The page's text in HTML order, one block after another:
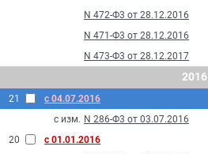
N 472-Ф3 от 28.12.2016
N 471-Ф3 от 28.12.2016
N 473-Ф3 от 28.12.2017
2016
21
с 04.07.2016
с изм. N 286-Ф3 от 03.07.2016
20
с 01.01.2016